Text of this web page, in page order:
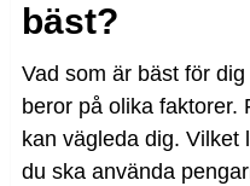
bäst?
Vad som är bäst för
beror på olika faktorer.
kan vägleda dig. Vilket
du ska använda